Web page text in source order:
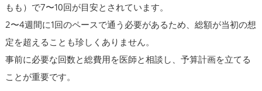
もも）で7〜10回が目安とされています。
2〜4週間に1回のペースで通う必要があるため、総額が当初の想
定を超えることも珍しくありません。
事前に必要な回数と総費用を医師と相談し、予算計画を立てる
ことが重要です。